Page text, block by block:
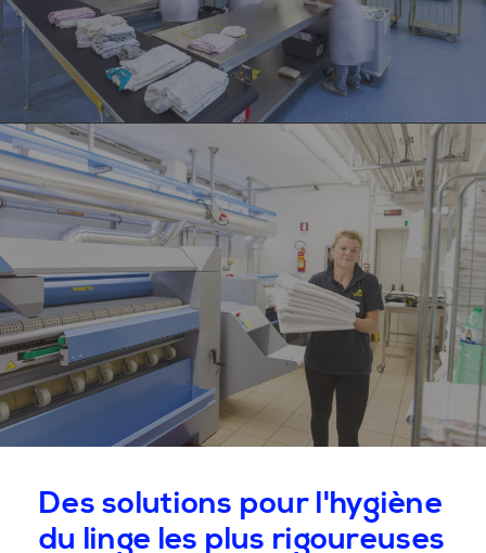
Des solutions pour l'hygiène
du linge les plus rigoureuses